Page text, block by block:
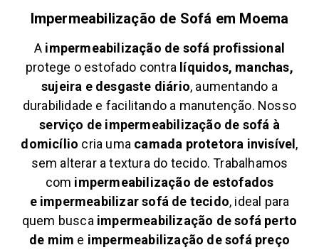
Impermeabilização de Sofá em Moema
A impermeabilização de sofá profissional
protege o estofado contra líquidos, manchas,
sujeira e desgaste diário, aumentando a
durabilidade e facilitando a manutenção. Nosso
serviço de impermeabilização de sofá à
domicílio cria uma camada protetora invisível,
sem alterar a textura do tecido. Trabalhamos
com impermeabilização de estofados
e impermeabilizar sofá de tecido, ideal para
quem busca impermeabilização de sofá perto
de mim e impermeabilização de sofá preço